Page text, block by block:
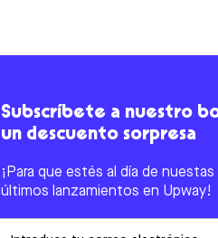
Subscríbete a nuestro
un descuento sorpresa
¡Para que estés al día de
últimos lanzamientos en Upway!